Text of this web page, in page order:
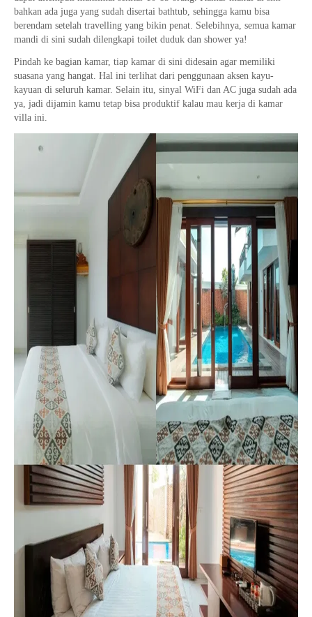
bahkan ada juga yang sudah disertai bathtub, sehingga kamu bisa
berendam setelah travelling yang bikin penat. Selebihnya, semua kamar
mandi di sini sudah dilengkapi toilet duduk dan shower ya!
Pindah ke bagian kamar, tiap kamar di sini didesain agar memiliki
suasana yang hangat. Hal ini terlihat dari penggunaan aksen kayu-
kayuan di seluruh kamar. Selain itu, sinyal WiFi dan AC juga sudah ada
ya, jadi dijamin kamu tetap bisa produktif kalau mau kerja di kamar
villa ini.